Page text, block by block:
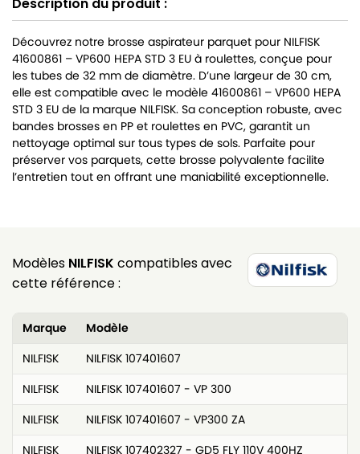
Description du produit :
Découvrez notre brosse aspirateur parquet pour NILFISK
41600861 – VP600 HEPA STD 3 EU à roulettes, conçue pour
les tubes de 32 mm de diamètre. D’une largeur de 30 cm,
elle est compatible avec le modèle 41600861 – VP600 HEPA
STD 3 EU de la marque NILFISK. Sa conception robuste, avec
bandes brosses en PP et roulettes en PVC, garantit un
nettoyage optimal sur tous types de sols. Parfaite pour
préserver vos parquets, cette brosse polyvalente facilite
l’entretien tout en offrant une maniabilité exceptionnelle.
Modèles NILFISK compatibles avec
cette référence :
Marque
Modèle
NILFISK
NILFISK 107401607
NILFISK
NILFISK 107401607 - VP 300
NILFISK
NILFISK 107401607 - VP300 ZA
NILFISK
NILFISK 107402327 - GD5 FLY 110V 400HZ